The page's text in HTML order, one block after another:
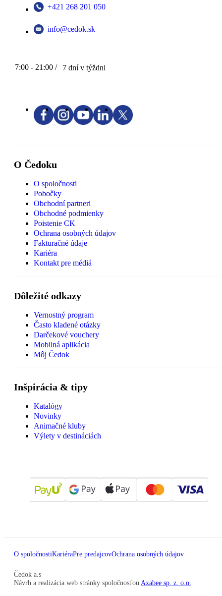
+421 268 201 050
info@cedok.sk
7:00 - 21:00 / 7 dní v týždni
O Čedoku
O spoločnosti
Pobočky
Obchodní partneri
Obchodné podmienky
Poistenie CK
Ochrana osobných údajov
Fakturačné údaje
Kariéra
Kontakt pre médiá
Dôležité odkazy
Vernostný program
Často kladené otázky
Darčekové vouchery
Mobilná aplikácia
Môj Čedok
Inšpirácia & tipy
Katalógy
Novinky
Animačné kluby
Výlety v destináciách
O spoločnostiKariéraPre predajcovOchrana osobných údajov
Čedok a.s
Návrh a realizácia web stránky spoločnosťou Axabee sp. z. o.o.